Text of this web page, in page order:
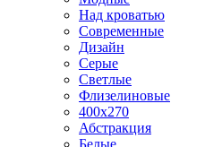
Над кроватью
Современные
Дизайн
Серые
Светлые
Флизелиновые
400х270
Абстракция